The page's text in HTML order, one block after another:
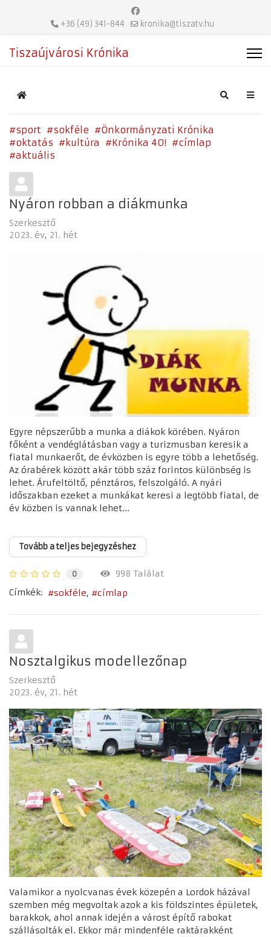
+36 (49) 341-844 kronika@tiszatv.hu
Tiszaújvárosi Krónika
Home Search
sport sokféle
Önkormányzati Krónika
oktatás
kultúra Krónika 40!
címlap
aktuális
Nyáron robban a diákmunka
Szerkesztő
2023. év 21. hét
Egyre népszerűbb a munka a diákok körében. Nyáron
főként a vendéglátásban vagy a turizmusban keresik a
fiatal munkaerőt, de évközben is egyre több a lehetőség.
Az órabérek között akár több száz forintos különbség is
lehet. Árufeltöltő, pénztáros, felszolgáló. A nyári
időszakban ezeket a munkákat keresi a legtöbb fiatal, de
év közben is vannak lehet...
Tovább a teljes bejegyzéshez
0
998 Találat
Címkék:
sokféle címlap
Nosztalgikus modellezőnap
Szerkesztő
2023. év 21. hét
Valamikor a nyolcvanas évek közepén a Lordok házával
szemben még megvoltak azok a kis földszintes épületek,
barakkok, ahol annak idején a várost építő rabokat
szállásolták el. Ekkor már mindenféle raktárakként